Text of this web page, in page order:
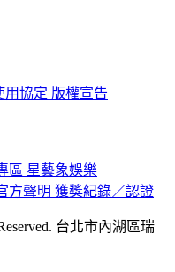
用協定 版權宣告
區 星藝象娛樂
方聲明 獲獎紀錄／認證
台北市內湖區瑞